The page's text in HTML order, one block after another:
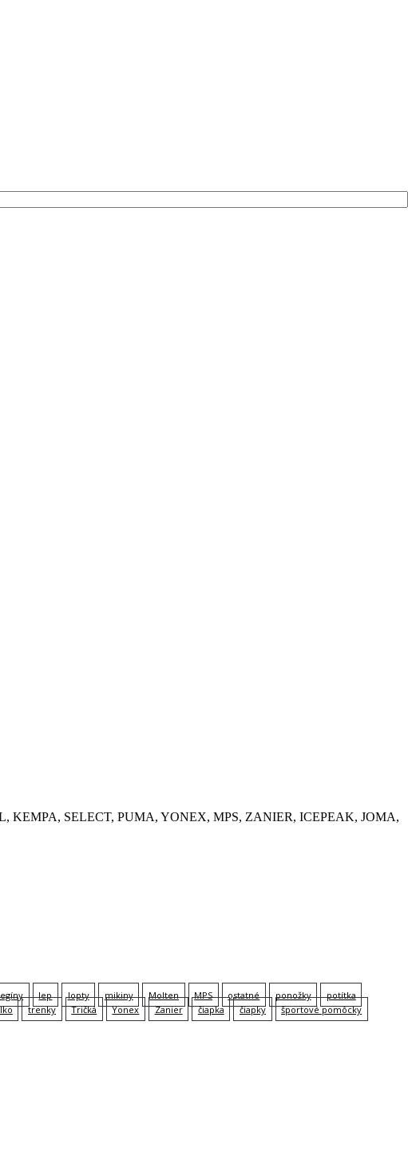
KEMPA, SELECT, PUMA, YONEX, MPS, ZANIER, ICEPEAK, JOMA,
lep lopty mikiny Molten MPS ostatné ponožky
potítka
trenky Tričká Yonex Zanier čiapka čiapky
športové pomôcky